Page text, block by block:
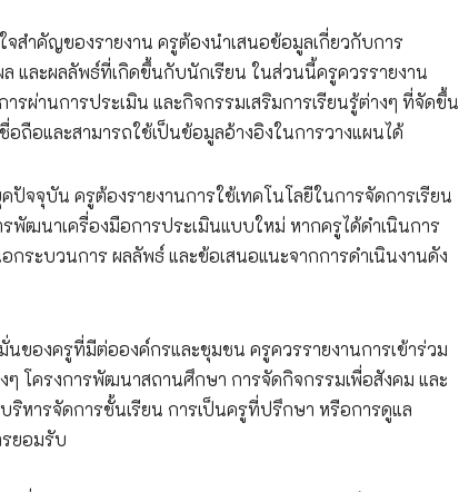
สำคัญของรายงาน ครูต้องนำเสนอข้อมูลเกี่ยวกับการ
และผลลัพธ์ที่เกิดขึ้นกับนักเรียน ในส่วนนี้ครูควรรายงาน
ผ่านการประเมิน และกิจกรรมเสริมการเรียนรู้ต่างๆ ที่จัดขึ้น
อถือและสามารถใช้เป็นข้อมูลอ้างอิงในการวางแผนได้
จุบัน ครูต้องรายงานการใช้เทคโนโลยีในการจัดการเรียน
ฒนาเครื่องมือการประเมินแบบใหม่ หากครูได้ดำเนินการ
ระบวนการ ผลลัพธ์ และข้อเสนอแนะจากการดำเนินงานดัง
ของครูที่มีต่อองค์กรและชุมชน ครูควรรายงานการเข้าร่วม
โครงการพัฒนาสถานศึกษา การจัดกิจกรรมเพื่อสังคม และ
หารจัดการชั้นเรียน การเป็นครูที่ปรึกษา หรือการดูแล
ยอมรับ